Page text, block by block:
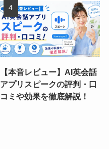
【本音レビュー】AI英会話
アプリスピークの評判・口
コミや効果を徹底解説！